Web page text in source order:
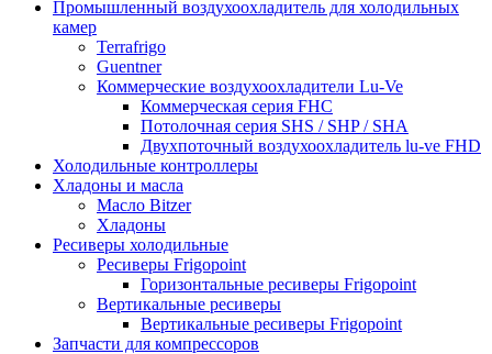
Промышленный воздухоохладитель для холодильных
камер
Terrafrigo
Guentner
Коммерческие воздухоохладители Lu-Ve
Коммерческая серия FHC
Потолочная серия SHS / SHP / SHA
Двухпоточный воздухоохладитель lu-ve FHD
Холодильные контроллеры
Хладоны и масла
Масло Bitzer
Хладоны
Ресиверы холодильные
Ресиверы Frigopoint
Горизонтальные ресиверы Frigopoint
Вертикальные ресиверы
Вертикальные ресиверы Frigopoint
Запчасти для компрессоров